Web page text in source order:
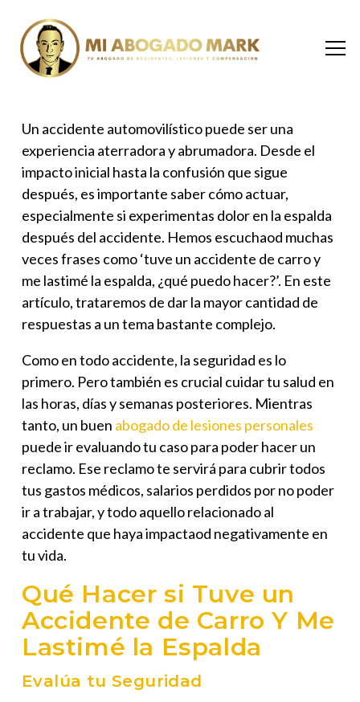
Un accidente automovilístico puede ser una
experiencia aterradora y abrumadora. Desde el
impacto inicial hasta la confusión que sigue
después, es importante saber cómo actuar,
especialmente si experimentas dolor en la espalda
después del accidente. Hemos escuchaod muchas
veces frases como ‘tuve un accidente de carroy
me lastimé la espalda, ¿qué puedo hacer?’. En este
artículo, trataremos de dar la mayor cantidad de
respuestas a un tema bastante complejo.
Como en todo accidente, la seguridad es lo
primero. Pero también es crucial cuidar tu salud en
las horas, días y semanas posteriores. Mientras
tanto, un buen abogado de lesiones personales
puede ir evaluando tu caso para poder hacer un
reclamo. Ese reclamo te servirá para cubrir todos
tus gastos médicos, salarios perdidos por no poder
ir a trabajar, y todo aquello relacionado al
accidente que haya impactaod negativamente en
tu vida.
Qué Hacer si Tuve un
Accidente de Carro Y Me
Lastimé la Espalda
Evalúa tu Seguridad